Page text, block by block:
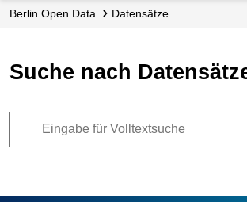
Berlin Open Data Datensätze
Suche nach